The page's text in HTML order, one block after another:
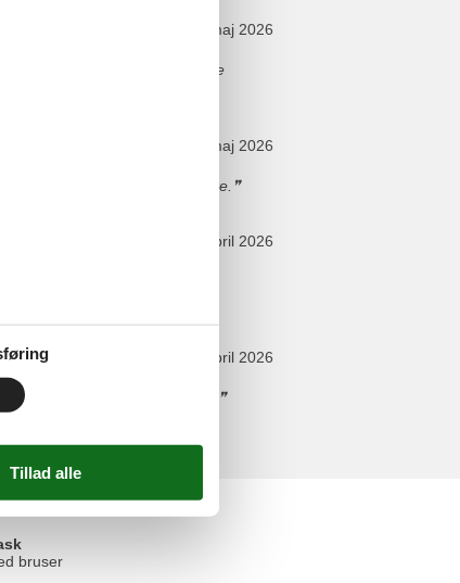
maj 2026
luden ein, die ruhige
maj 2026
indeling met veel ruimte.
april 2026
april 2026
lots of space in the house.
bruser